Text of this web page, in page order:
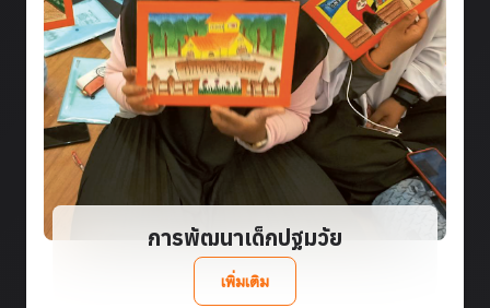
การพัฒนาเด็กปฐมวัย
เพิ่มเติม